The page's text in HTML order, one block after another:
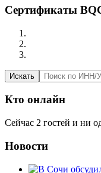
Сертификаты
Искать
Кто онлайн
Сейчас 2 гостей и ни
Новости